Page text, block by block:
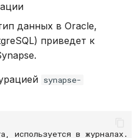
данных в Oracle,
приведет к
synapse-
используется в журналах.